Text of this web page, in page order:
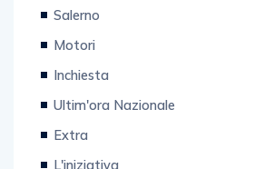
Salerno
Motori
Inchiesta
Ultim'ora Nazionale
Extra
L'iniziativa